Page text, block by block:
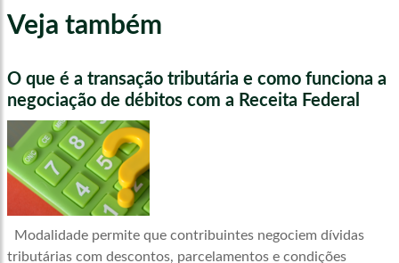
Veja também
O que é a transação tributária e como funciona a
negociação de débitos com a Receita Federal
Modalidade permite que contribuintes negociem dívidas
tributárias com descontos, parcelamentos e condições